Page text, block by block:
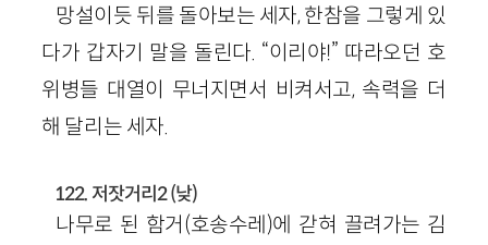
망설이듯 뒤를 돌아보는 세자, 한참을 그렇게 있
다가 갑자기 말을 돌린다. “이리야!” 따라오던 호
위병들 대열이 무너지면서 비켜서고, 속력을 더
해 달리는 세자.
122. 저잣거리2 (낮)
나무로 된 함거(호송수레)에 갇혀 끌려가는 김